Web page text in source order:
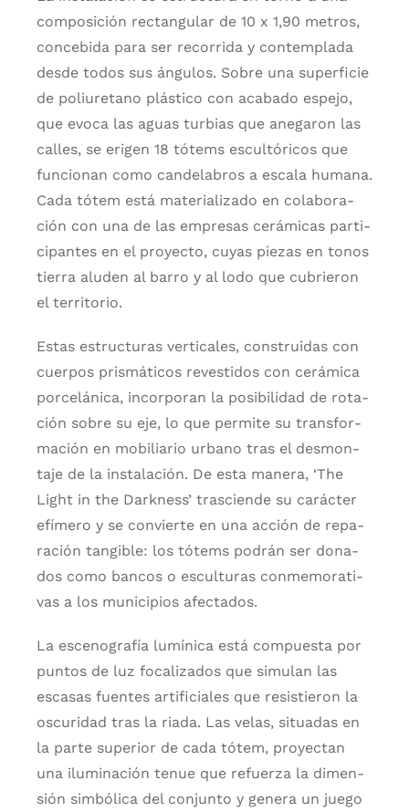
com­po­si­ción rec­tan­gu­lar de 10 x 1,90 metros,
con­ce­bi­da para ser reco­rri­da y con­tem­pla­da
des­de todos sus ángu­los. Sobre una super­fi­cie
de poliu­re­tano plás­ti­co con aca­ba­do espe­jo,
que evo­ca las aguas tur­bias que ane­ga­ron las
calles, se eri­gen 18 tótems escul­tó­ri­cos que
fun­cio­nan como can­de­la­bros a esca­la huma­na.
Cada tótem está mate­ria­li­za­do en cola­bo­ra­
ción con una de las empre­sas cerá­mi­cas par­ti­
ci­pan­tes en el pro­yec­to, cuyas pie­zas en tonos
tie­rra alu­den al barro y al lodo que cubrie­ron
el terri­to­rio.
Estas estruc­tu­ras ver­ti­ca­les, cons­trui­das con
cuer­pos pris­má­ti­cos reves­ti­dos con cerá­mi­ca
por­ce­lá­ni­ca, incor­po­ran la posi­bi­li­dad de rota­
ción sobre su eje, lo que per­mi­te su trans­for­
ma­ción en mobi­lia­rio urbano tras el des­mon­
ta­je de la ins­ta­la­ción. De esta mane­ra, ‘The
Light in the Dark­ness’ tras­cien­de su carác­ter
efí­me­ro y se con­vier­te en una acción de repa­
ra­ción tan­gi­ble: los tótems podrán ser dona­
dos como ban­cos o escul­tu­ras con­me­mo­ra­ti­
vas a los muni­ci­pios afec­ta­dos.
La esce­no­gra­fía lumí­ni­ca está com­pues­ta por
pun­tos de luz foca­li­za­dos que simu­lan las
esca­sas fuen­tes arti­fi­cia­les que resis­tie­ron la
oscu­ri­dad tras la ria­da. Las velas, situa­das en
la par­te supe­rior de cada tótem, pro­yec­tan
una ilu­mi­na­ción tenue que refuer­za la dimen­
sión sim­bó­li­ca del con­jun­to y gene­ra un jue­go